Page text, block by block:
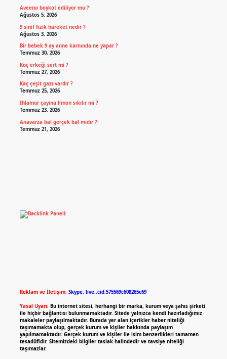
Aveeno boykot ediliyor mu ?
Ağustos 5, 2026
9 sinif fizik hareket nedir ?
Ağustos 3, 2026
Bir bebek 9 ay anne karnında ne yapar ?
Temmuz 30, 2026
Koç erkeği sert mi ?
Temmuz 27, 2026
Kaç çeşit gazı vardır ?
Temmuz 25, 2026
Ihlamur çayına limon sıkılır mı ?
Temmuz 23, 2026
Anavarza bal gerçek bal mıdır ?
Temmuz 21, 2026
Reklam ve İletişim: Skype: live:.cid.575569c608265c69
Yasal Uyarı: Bu internet sitesi, herhangi bir marka, kurum veya şahıs şirketi
ile hiçbir bağlantısı bulunmamaktadır. Sitede yalnızca kendi hazırladığımız
makaleler paylaşılmaktadır. Burada yer alan içerikler haber niteliği
taşımamakta olup, gerçek kurum ve kişiler hakkında paylaşım
yapılmamaktadır. Gerçek kurum ve kişiler ile isim benzerlikleri tamamen
tesadüfidir. Sitemizdeki bilgiler taslak halindedir ve tavsiye niteliği
taşımazlar.